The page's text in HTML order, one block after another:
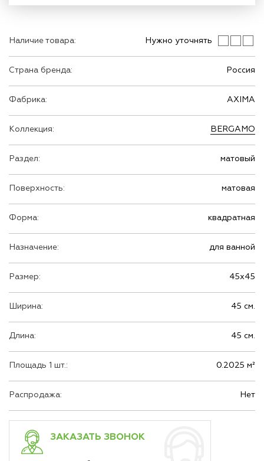
Наличие товара: Нужно уточнять
Страна бренда: Россия
Фабрика: AXIMA
Коллекция: BERGAMO
Раздел: матовый
Поверхность: матовая
Форма: квадратная
Назначение: для ванной
Размер: 45х45
Ширина: 45 см.
Длина: 45 см.
Площадь 1 шт.: 0.2025 м²
Распродажа: Нет
ЗАКАЗАТЬ ЗВОНОК